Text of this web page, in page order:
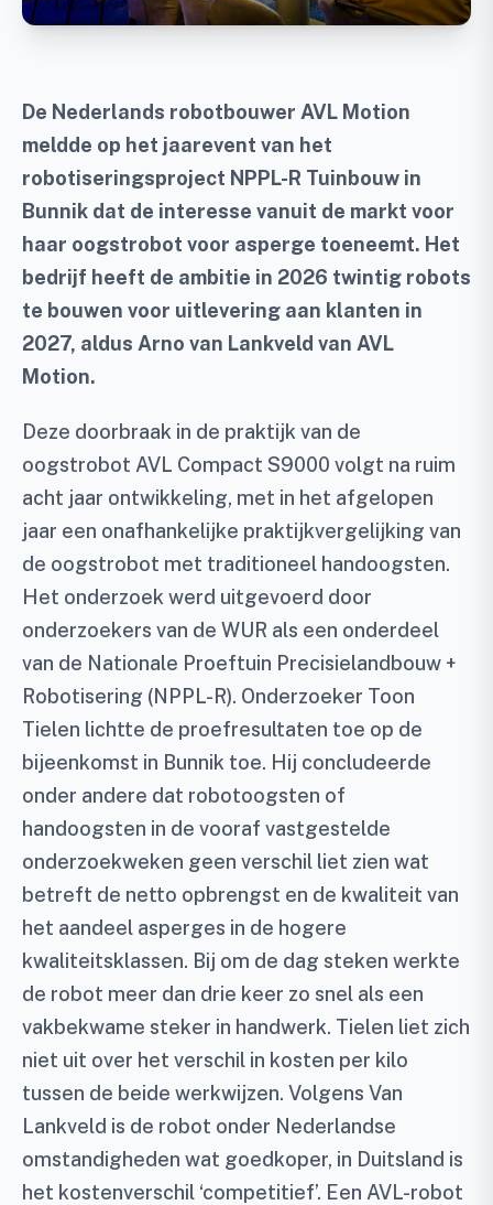
De Nederlands robotbouwer AVL Motion
meldde op het jaarevent van het
robotiseringsproject NPPL-R Tuinbouw in
Bunnik dat de interesse vanuit de markt voor
haar oogstrobot voor asperge toeneemt. Het
bedrijf heeft de ambitie in 2026 twintig robots
te bouwen voor uitlevering aan klanten in
2027, aldus Arno van Lankveld van AVL
Motion.
Deze doorbraak in de praktijk van de
oogstrobot AVL Compact S9000 volgt na ruim
acht jaar ontwikkeling, met in het afgelopen
jaar een onafhankelijke praktijkvergelijking van
de oogstrobot met traditioneel handoogsten.
Het onderzoek werd uitgevoerd door
onderzoekers van de WUR als een onderdeel
van de Nationale Proeftuin Precisielandbouw +
Robotisering (NPPL-R). Onderzoeker Toon
Tielen lichtte de proefresultaten toe op de
bijeenkomst in Bunnik toe. Hij concludeerde
onder andere dat robotoogsten of
handoogsten in de vooraf vastgestelde
onderzoekweken geen verschil liet zien wat
betreft de netto opbrengst en de kwaliteit van
het aandeel asperges in de hogere
kwaliteitsklassen. Bij om de dag steken werkte
de robot meer dan drie keer zo snel als een
vakbekwame steker in handwerk. Tielen liet zich
niet uit over het verschil in kosten per kilo
tussen de beide werkwijzen. Volgens Van
Lankveld is de robot onder Nederlandse
omstandigheden wat goedkoper, in Duitsland is
het kostenverschil ‘competitief’. Een AVL-robot